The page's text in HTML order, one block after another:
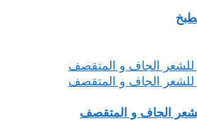
الجاف و المتقصف